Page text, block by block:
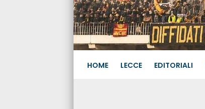
HOME LECCE EDITORIALI